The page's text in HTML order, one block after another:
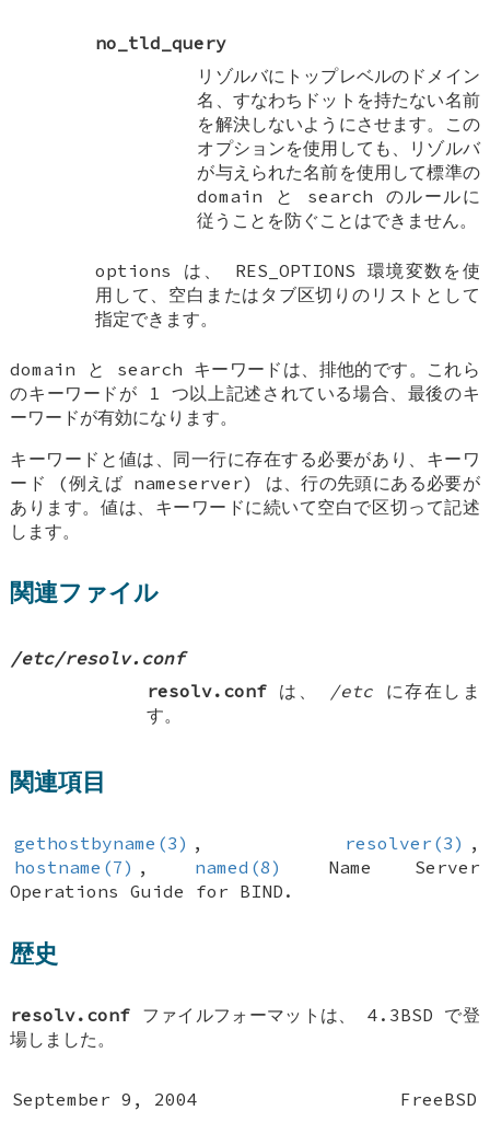
no_tld_query
リゾルバにトップレベルのドメイン
名、すなわちドットを持たない名前
を解決しないようにさせます。この
オプションを使用しても、リゾルバ
が与えられた名前を使用して標準の
domain と search のルールに
従うことを防ぐことはできません。
options は、 RES_OPTIONS 環境変数を使
用して、空白またはタブ区切りのリストとして
指定できます。
domain と search キーワードは、排他的です。これら
のキーワードが 1 つ以上記述されている場合、最後のキ
ーワードが有効になります。
キーワードと値は、同一行に存在する必要があり、キーワ
ード (例えば nameserver) は、行の先頭にある必要が
あります。値は、キーワードに続いて空白で区切って記述
します。
関連ファイル
/etc/resolv.conf
resolv.confは、 /etc に存在しま
す。
関連項目
gethostbyname(3) , resolver(3) ,
hostname(7) , named(8)
Name Server
Operations Guide for BIND .
歴史
resolv.conf ファイルフォーマットは、4.3BSD で登
場しました。
September 9, 2004 FreeBSD